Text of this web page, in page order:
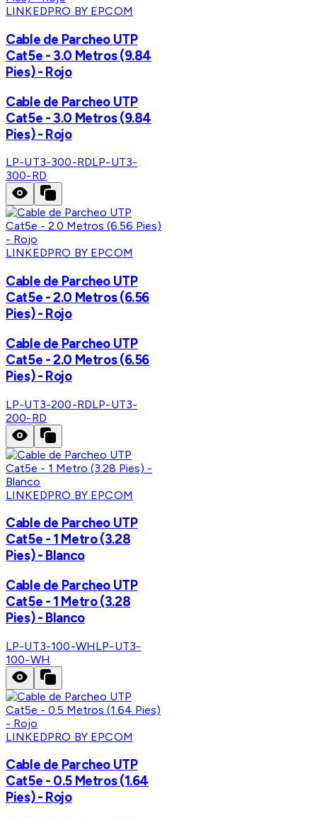
LINKEDPRO BY EPCOM
Cable de Parcheo UTP
Cat5e - 3.0 Metros (9.84
Pies) - Rojo
Cable de Parcheo UTP
Cat5e - 3.0 Metros (9.84
Pies) - Rojo
LP-UT3-300-RDLP-UT3-
300-RD
LINKEDPRO BY EPCOM
Cable de Parcheo UTP
Cat5e - 2.0 Metros (6.56
Pies) - Rojo
Cable de Parcheo UTP
Cat5e - 2.0 Metros (6.56
Pies) - Rojo
LP-UT3-200-RDLP-UT3-
200-RD
LINKEDPRO BY EPCOM
Cable de Parcheo UTP
Cat5e - 1 Metro (3.28
Pies) - Blanco
Cable de Parcheo UTP
Cat5e - 1 Metro (3.28
Pies) - Blanco
LP-UT3-100-WHLP-UT3-
100-WH
LINKEDPRO BY EPCOM
Cable de Parcheo UTP
Cat5e - 0.5 Metros (1.64
Pies) - Rojo